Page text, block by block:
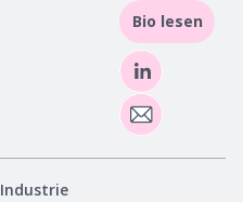
Bio lesen
Industrie